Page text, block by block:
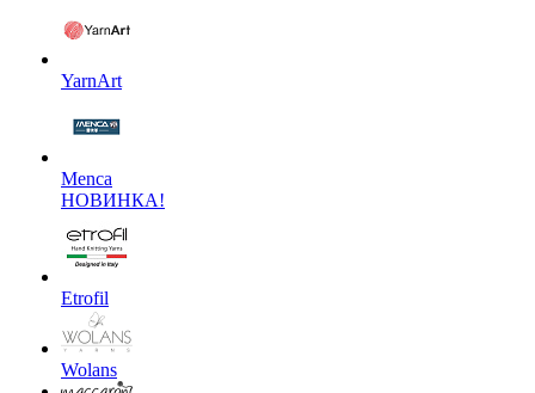
YarnArt
Menca
НОВИНКА!
Etrofil
Wolans